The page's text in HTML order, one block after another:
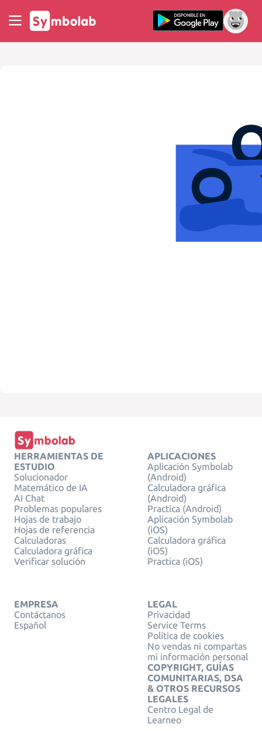
HERRAMIENTAS DE
ESTUDIO
Solucionador
Matemático de IA
AI Chat
Problemas populares
Hojas de trabajo
Hojas de referencia
Calculadoras
Calculadora gráfica
Verificar solución
APLICACIONES
Aplicación Symbolab
(Android)
Calculadora gráfica
(Android)
Practica (Android)
Aplicación Symbolab
(iOS)
Calculadora gráfica
(iOS)
Practica (iOS)
EMPRESA
Contáctanos
Español
LEGAL
Privacidad
Service Terms
Política de cookies
No vendas ni compartas
mi información personal
COPYRIGHT, GUÍAS
COMUNITARIAS, DSA
& OTROS RECURSOS
LEGALES
Centro Legal de
Learneo